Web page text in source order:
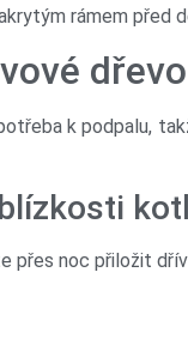
rámem před
dřevo
k podpalu,
noc přiložit